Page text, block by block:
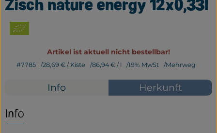
Frisches
Bäckerei
Haltbares
Großverpackung
Drogerie
Zisch nature energy 12x0,33l
Artikel ist aktuell nicht bestellbar!
#7785 28,69 € / Kiste 86,94 € / l 19% MwSt Mehrweg
Info Herkunft
Info